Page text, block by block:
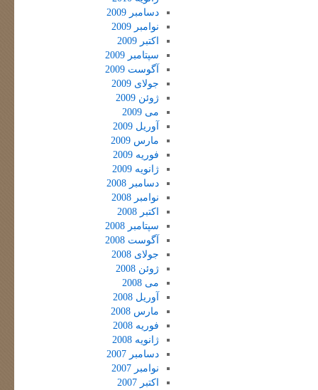
دسامبر 2009
نوامبر 2009
اکتبر 2009
سپتامبر 2009
آگوست 2009
جولای 2009
ژوئن 2009
می 2009
آوریل 2009
مارس 2009
فوریه 2009
ژانویه 2009
دسامبر 2008
نوامبر 2008
اکتبر 2008
سپتامبر 2008
آگوست 2008
جولای 2008
ژوئن 2008
می 2008
آوریل 2008
مارس 2008
فوریه 2008
ژانویه 2008
دسامبر 2007
نوامبر 2007
اکتبر 2007